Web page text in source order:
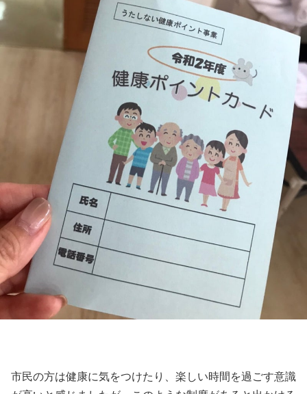
市民の方は健康に気をつけたり、楽しい時間を過ごす意識